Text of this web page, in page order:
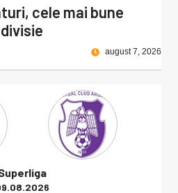
cele mai bune
august 7, 2026